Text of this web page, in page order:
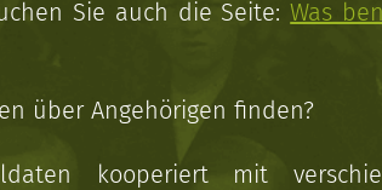
Sie auch die Seite:Was
über Angehörigen finden?
kooperiert mit